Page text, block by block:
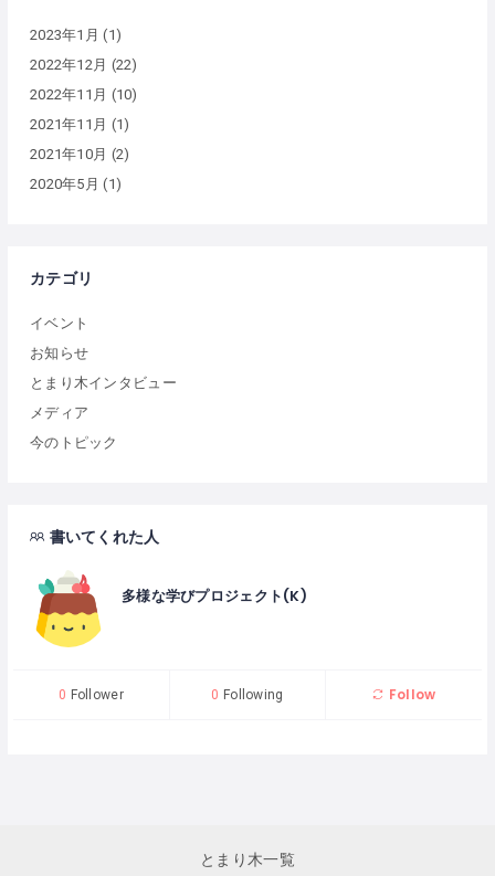
2023年1月 (1)
2022年12月 (22)
2022年11月 (10)
2021年11月 (1)
2021年10月 (2)
2020年5月 (1)
カテゴリ
イベント
お知らせ
とまり木インタビュー
メディア
今のトピック
書いてくれた人
多様な学びプロジェクト(K)
0 Follower 0 Following Follow
とまり木一覧